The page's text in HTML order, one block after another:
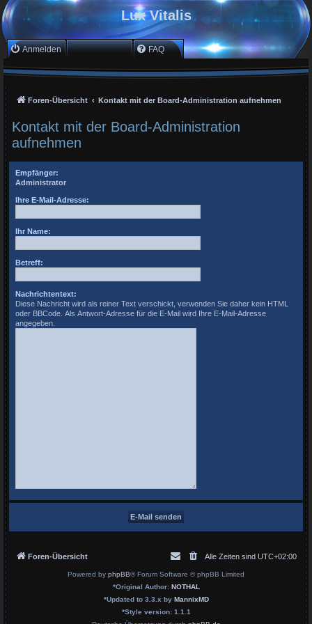
Lux Vitalis
Anmelden Registrieren FAQ
Foren-Übersicht Kontakt mit der Board-Administration aufnehmen
Kontakt mit der Board-Administration
aufnehmen
Empfänger:
Administrator
Ihre E-Mail-Adresse:
Ihr Name:
Betreff:
Nachrichtentext:
Diese Nachricht wird als reiner Text verschickt, verwenden Sie daher kein HTML
oder BBCode. Als Antwort-Adresse für die E-Mail wird Ihre E-Mail-Adresse
angegeben.
Foren-Übersicht Alle Zeiten sind UTC+02:00
Powered by phpBB® Forum Software © phpBB Limited
*Original Author: NOTHAL
*Updated to 3.3.x by MannixMD
*Style version: 1.1.1